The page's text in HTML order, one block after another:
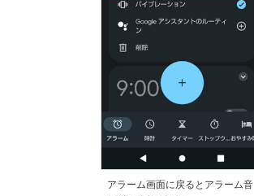
アラーム画面に戻るとアラーム音